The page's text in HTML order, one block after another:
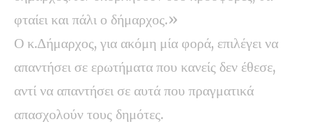
φταίει και πάλι ο δήμαρχος.»
Ο κ.Δήμαρχος, για ακόμη μία φορά, επιλέγει να
απαντήσει σε ερωτήματα που κανείς δεν έθεσε,
αντί να απαντήσει σε αυτά που πραγματικά
απασχολούν τους δημότες.